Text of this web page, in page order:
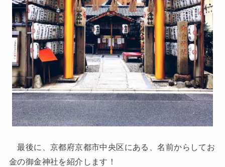
最後に、京都府京都市中央区にある、名前からしてお
金の御金神社を紹介します！